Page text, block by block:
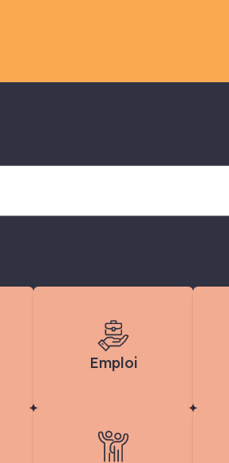
Emploi